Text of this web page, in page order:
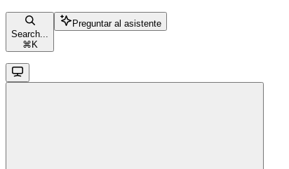
Search...
⌘ K
Preguntar al asistente